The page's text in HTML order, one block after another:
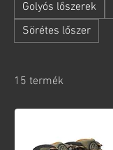
Golyós lőszerek
Sörétes lőszer
15 termék